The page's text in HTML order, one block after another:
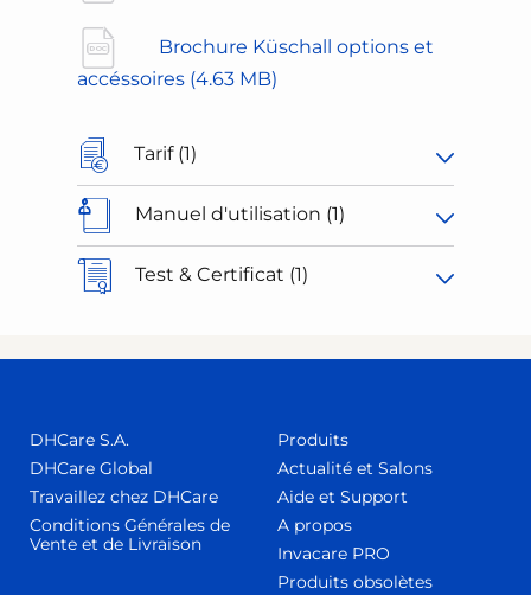
Brochure Küschall options et
accéssoires (4.63 MB)
Tarif (1)
Manuel d'utilisation (1)
Test & Certificat (1)
DHCare S.A.
DHCare Global
Travaillez chez DHCare
Conditions Générales de
Vente et de Livraison
Produits
Actualité et Salons
Aide et Support
A propos
Invacare PRO
Produits obsolètes